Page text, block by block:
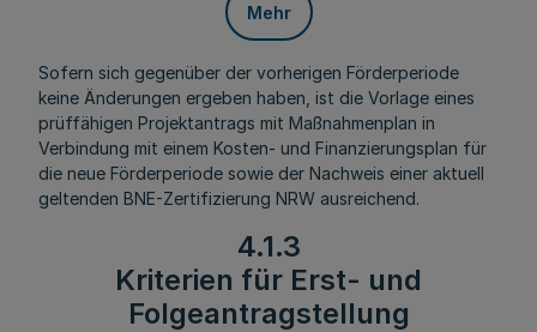
Mehr
Sofern sich gegenüber der vorherigen Förderperiode
keine Änderungen ergeben haben, ist die Vorlage eines
prüffähigen Projektantrags mit Maßnahmenplan in
Verbindung mit einem Kosten- und Finanzierungsplan für
die neue Förderperiode sowie der Nachweis einer aktuell
geltenden BNE-Zertifizierung NRW ausreichend.
4.1.3
Kriterien für Erst- und
Folgeantragstellung